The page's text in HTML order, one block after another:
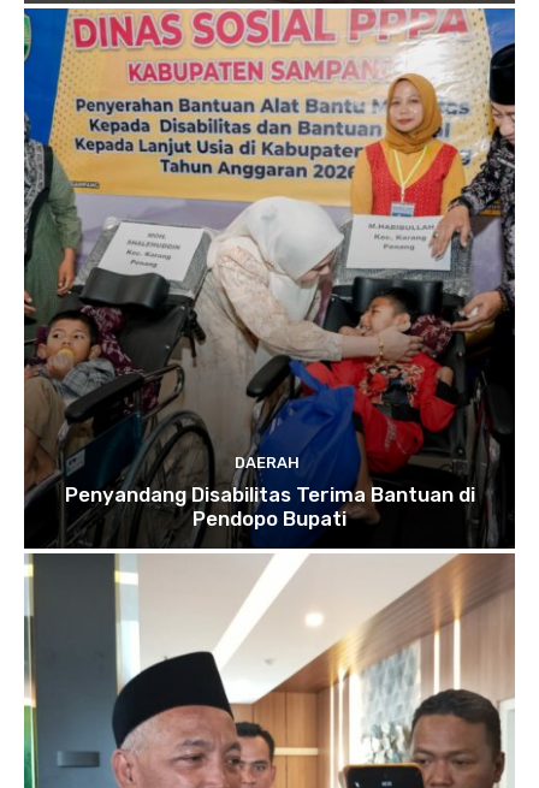
DAERAH
Penyandang Disabilitas Terima Bantuan di
Pendopo Bupati